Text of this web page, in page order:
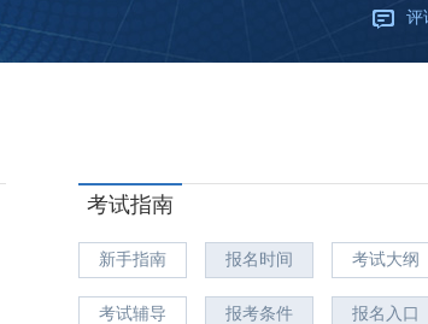
评
考试指南
新手指南 报名时间 考试大纲
考试辅导 报考条件 报名入口